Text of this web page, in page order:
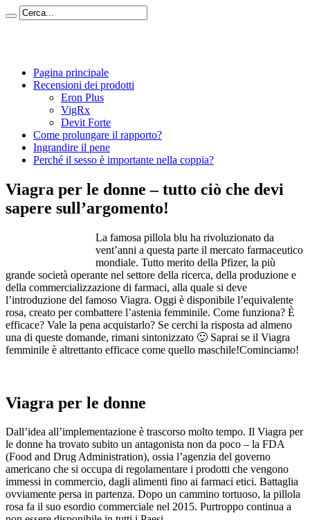
Pagina principale
Recensioni dei prodotti
Eron Plus
VigRx
Devit Forte
Come prolungare il rapporto?
Ingrandire il pene
Perché il sesso è importante nella coppia?
Viagra per le donne – tutto ciò che devi
sapere sull’argomento!
La famosa pillola blu ha rivoluzionato da
vent’anni a questa parte il mercato farmaceutico
mondiale. Tutto merito della Pfizer, la più
grande società operante nel settore della ricerca, della produzione e
della commercializzazione di farmaci, alla quale si deve
l’introduzione del famoso Viagra. Oggi è disponibile l’equivalente
rosa, creato per combattere l’astenia femminile. Come funziona? È
efficace? Vale la pena acquistarlo? Se cerchi la risposta ad almeno
una di queste domande, rimani sintonizzato 🙂 Saprai se il Viagra
femminile è altrettanto efficace come quello maschile!Cominciamo!
Viagra per le donne
Dall’idea all’implementazione è trascorso molto tempo. Il Viagra per
le donne ha trovato subito un antagonista non da poco – la FDA
(Food and Drug Administration), ossia l’agenzia del governo
americano che si occupa di regolamentare i prodotti che vengono
immessi in commercio, dagli alimenti fino ai farmaci etici. Battaglia
ovviamente persa in partenza. Dopo un cammino tortuoso, la pillola
rosa fa il suo esordio commerciale nel 2015. Purtroppo continua a